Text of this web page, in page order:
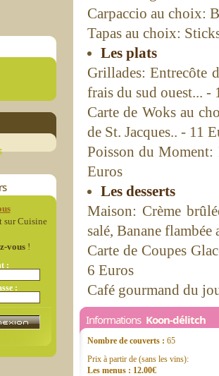
sur Cuisine
vous!
:
:
Carpaccio au choix:
Tapas au choix:
Les plats
Grillades: Entrecôte
frais du sud ouest... -
Carte de Woks au
de St. Jacques.. - 11
Poisson du Moment:
Euros
Les desserts
Maison: Crème
salé, Banane
Carte de Coupes
6 Euros
Café gourmand du
Informations Koon-délitch
Nombre de couverts : 65
Prix à partir de (sans les vins):
Les menus : 12.00€